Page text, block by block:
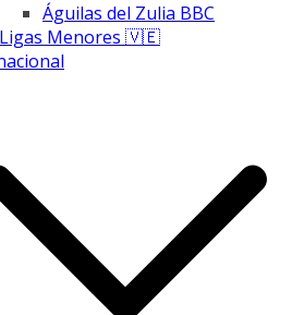
Águilas del Zulia BBC
Ligas Menores 🇻🇪